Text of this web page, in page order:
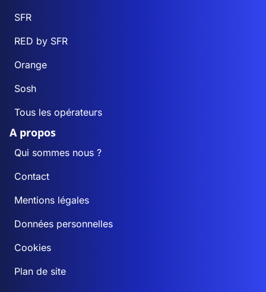
SFR
RED by SFR
Orange
Sosh
Tous les opérateurs
A propos
Qui sommes nous ?
Contact
Mentions légales
Données personnelles
Cookies
Plan de site